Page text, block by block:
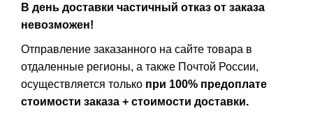
В день доставки частичный отказ от заказа
невозможен!
Отправление заказанного на сайте товара в
отдаленные регионы, а также Почтой России,
осуществляется только при 100% предоплате
стоимости заказа + стоимости доставки.